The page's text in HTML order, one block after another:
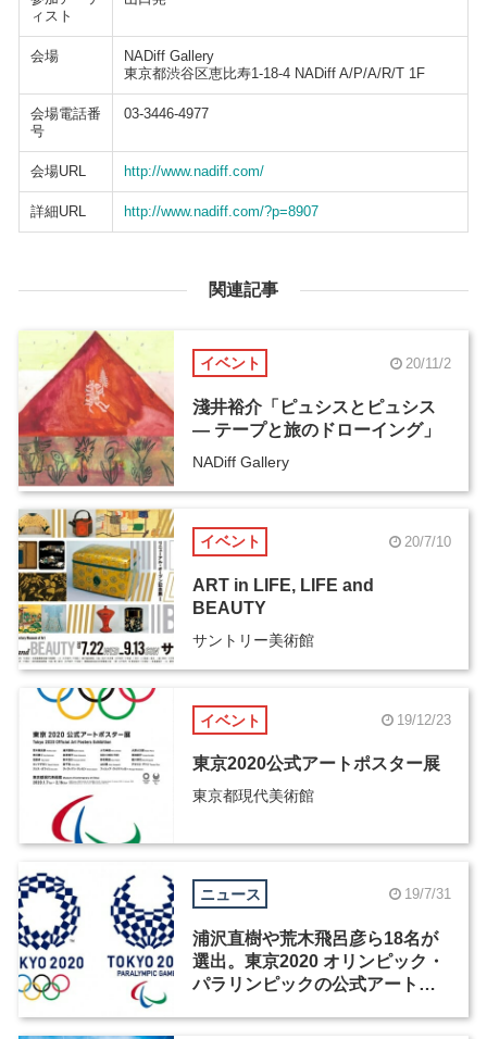
ィスト
会場
NADiff Gallery
東京都渋谷区恵比寿1-18-4 NADiff A/P/A/R/T 1F
会場電話番
号
03-3446-4977
会場URL http://www.nadiff.com/
詳細URL http://www.nadiff.com/?p=8907
関連記事
イベント 20/11/2
淺井裕介「ピュシスとピュシス
― テープと旅のドローイング」
NADiff Gallery
イベント 20/7/10
ART in LIFE, LIFE and
BEAUTY
サントリー美術館
イベント 19/12/23
東京2020公式アートポスター展
東京都現代美術館
ニュース 19/7/31
浦沢直樹や荒木飛呂彦ら18名が
選出。東京2020 オリンピック・
パラリンピックの公式アートポ